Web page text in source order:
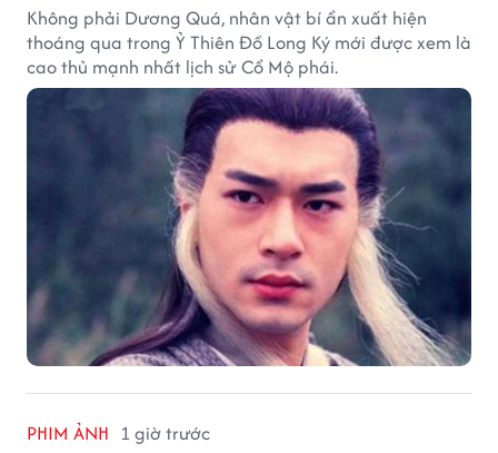
Không phải Dương Quá, nhân vật bí ẩn xuất hiện
thoáng qua trong Ỷ Thiên Đồ Long Ký mới được xem là
cao thủ mạnh nhất lịch sử Cổ Mộ phái.
PHIM ẢNH 1 giờ trước